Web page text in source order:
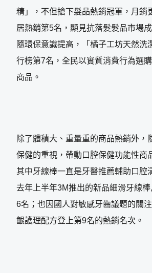
精」，不但搶下髮品熱銷冠軍，月銷
居熱銷第5名，顯見抗落髮髮品市場
隨環保意識提高，「橘子工坊天然洗
行榜第7名，全民以實質消費行為選
商品。
除了體積大、重量重的商品熱銷外，
保健的重視，帶動口腔保健功能性商
其中牙線棒一直是牙醫推薦輔助口腔
去年上半年3M推出的新品細滑牙線
6名；也因國人對敏感牙齒議題的關
齦護理配方登上第9名的熱銷名次。